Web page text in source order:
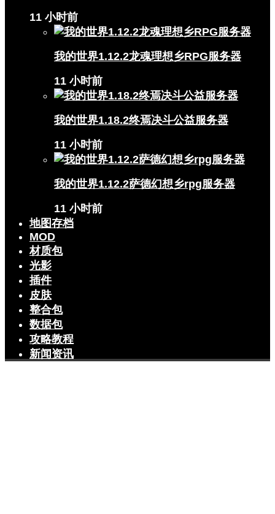
11 小时前
我的世界1.12.2龙魂理想乡RPG服务器
11 小时前
我的世界1.18.2终焉决斗公益服务器
11 小时前
我的世界1.12.2萨德幻想乡rpg服务器
11 小时前
地图存档
MOD
材质包
光影
插件
皮肤
整合包
数据包
攻略教程
新闻资讯